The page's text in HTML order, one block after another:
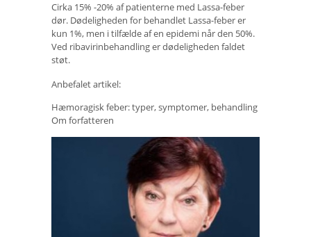
Cirka 15% -20% af patienterne med Lassa-feber
dør. Dødeligheden for behandlet Lassa-feber er
kun 1%, men i tilfælde af en epidemi når den 50%.
Ved ribavirinbehandling er dødeligheden faldet
støt.
Anbefalet artikel:
Hæmoragisk feber: typer, symptomer, behandling
Om forfatteren